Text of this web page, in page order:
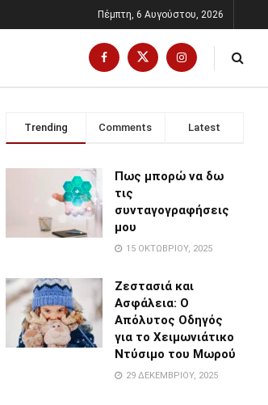
Πέμπτη, 6 Αυγούστου, 2026
Trending Comments Latest
Πως μπορώ να δω
τις
συνταγογραφήσεις
μου
15 ΟΚΤΩΒΡΊΟΥ, 2025
Ζεστασιά και
Ασφάλεια: Ο
Απόλυτος Οδηγός
για το Χειμωνιάτικο
Ντύσιμο του Μωρού
29 ΔΕΚΕΜΒΡΊΟΥ, 2025